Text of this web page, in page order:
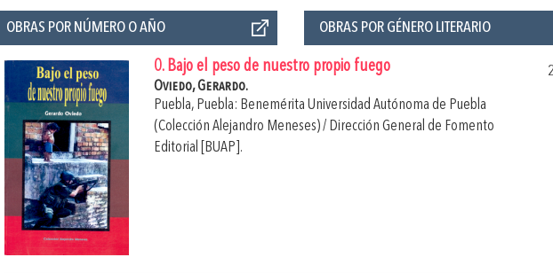
OBRAS POR NÚMERO O AÑO OBRAS POR GÉNERO LITERARIO
0. Bajo el peso de nuestro propio fuego
Oviedo, Gerardo.
Puebla, Puebla: Benemérita Universidad Autónoma de Puebla
(Colección Alejandro Meneses) / Dirección General de Fomento
Editorial [BUAP].